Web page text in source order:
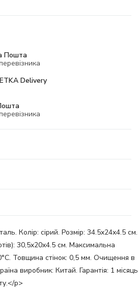
Пошта
Delivery
Колір: сірий. Розмір: 34.5x24x4.5 см.
30,5x20x4.5 см. Максимальна
Товщина стінок: 0,5 мм. Очищення в
виробник: Китай. Гарантія: 1 місяць
p>